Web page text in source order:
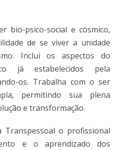
bio-psico-social e cósmico,
de se viver a unidade
Inclui os aspectos do
já estabelecidos pela
os. Trabalha com o ser
permitindo sua plena
e transformação.
Transpessoal o profissional
e o aprendizado dos